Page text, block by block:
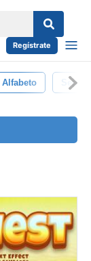
Regístrate
Alfabeto